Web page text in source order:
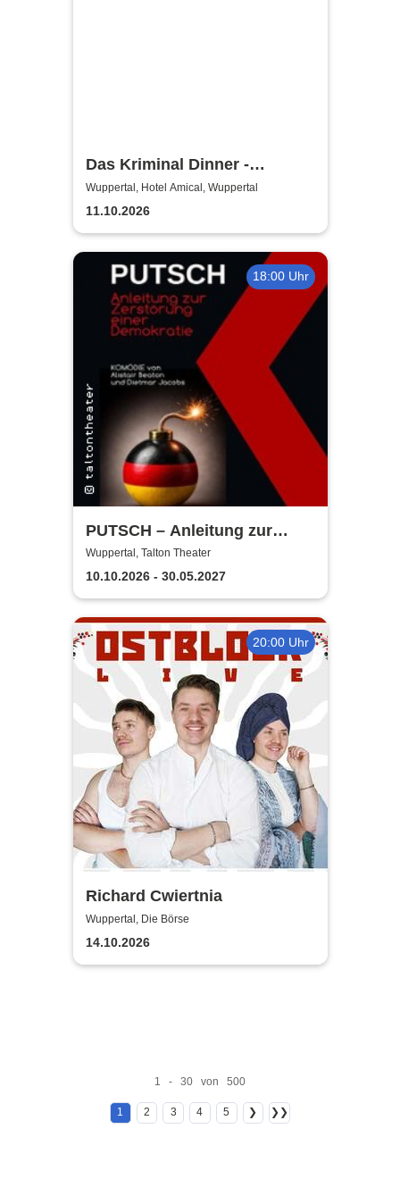
Das Kriminal Dinner -
Sherlock Holmes
Wuppertal, Hotel Amical, Wuppertal
11.10.2026
18:00 Uhr
PUTSCH – Anleitung zur
Zerstörung ... einer
Demokratie | Talton Theater
Wuppertal, Talton Theater
10.10.2026 - 30.05.2027
20:00 Uhr
Richard Cwiertnia
Wuppertal, Die Börse
14.10.2026
1 - 30 von 500
1 2 3 4 5 ❯ ❯❯